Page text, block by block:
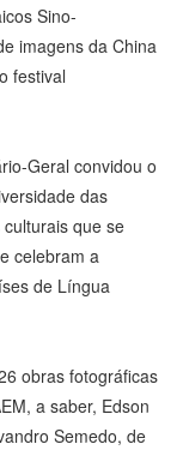
Sino-
imagens da China
festival
Geral convidou o
das
que se
celebram a
de Língua
obras fotográficas
a saber, Edson
Semedo, de